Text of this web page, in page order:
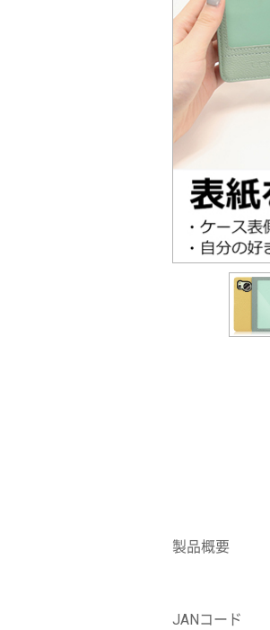
製品概要
JANコード